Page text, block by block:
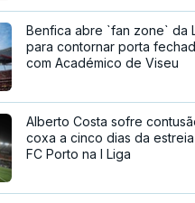
Benfica abre `fan zone` da
para contornar porta
com Académico de Viseu
Alberto Costa sofre
coxa a cinco dias da
FC Porto na I Liga